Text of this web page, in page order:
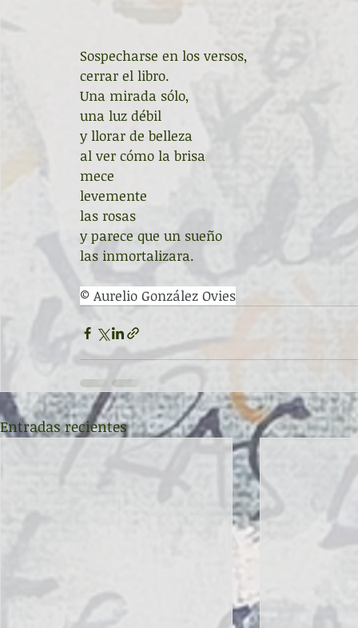
Sospecharse en los versos,
cerrar el libro.
Una mirada sólo,
una luz débil
y llorar de belleza
al ver cómo la brisa
mece
levemente
las rosas
y parece que un sueño
las inmortalizara.
© Aurelio González Ovies
Entradas recientes